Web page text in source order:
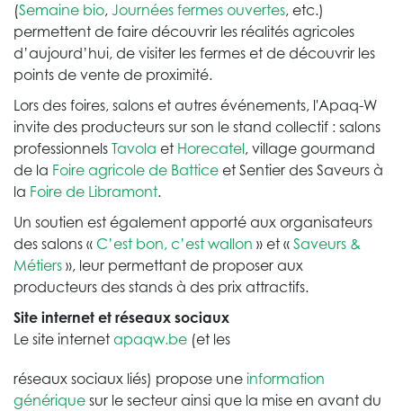
(Semaine bio, Journées fermes ouvertes, etc.)
permettent de faire découvrir les réalités agricoles
d’aujourd’hui, de visiter les fermes et de découvrir les
points de vente de proximité.
Lors des foires, salons et autres événements, l'Apaq-W
invite des producteurs sur son le stand collectif : salons
professionnels Tavola et Horecatel, village gourmand
de la Foire agricole de Battice et Sentier des Saveurs à
la Foire de Libramont.
Un soutien est également apporté aux organisateurs
des salons « C’est bon, c’est wallon » et « Saveurs &
Métiers », leur permettant de proposer aux
producteurs des stands à des prix attractifs.
Site internet et réseaux sociaux
Le site internet apaqw.be (et les
réseaux sociaux liés) propose une information
générique sur le secteur ainsi que la mise en avant du